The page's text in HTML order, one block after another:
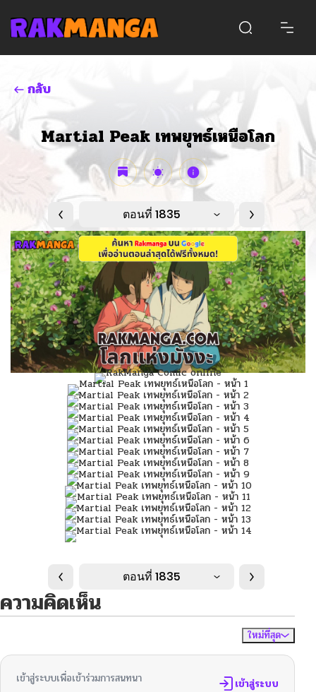
กลับ
Martial Peak เทพยุทธ์เหนือโลก
ตอนที่ 1835
ตอนที่ 1835
ความคิดเห็น
ใหม่ที่สุด
เข้าสู่ระบบเพื่อเข้าร่วมการสนทนา เข้าสู่ระบบ